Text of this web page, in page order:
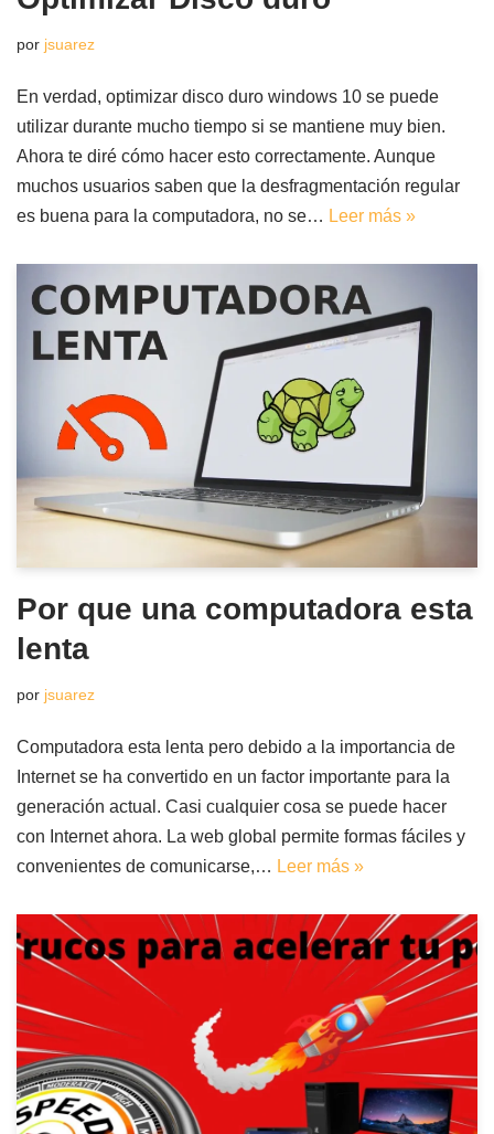
por jsuarez
En verdad, optimizar disco duro windows 10 se puede
utilizar durante mucho tiempo si se mantiene muy bien.
Ahora te diré cómo hacer esto correctamente. Aunque
muchos usuarios saben que la desfragmentación regular
es buena para la computadora, no se… Leer más »
Por que una computadora esta
lenta
por jsuarez
Computadora esta lenta pero debido a la importancia de
Internet se ha convertido en un factor importante para la
generación actual. Casi cualquier cosa se puede hacer
con Internet ahora. La web global permite formas fáciles y
convenientes de comunicarse,… Leer más »